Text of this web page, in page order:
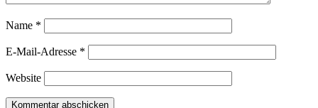
Name *
E-Mail-Adresse *
Website